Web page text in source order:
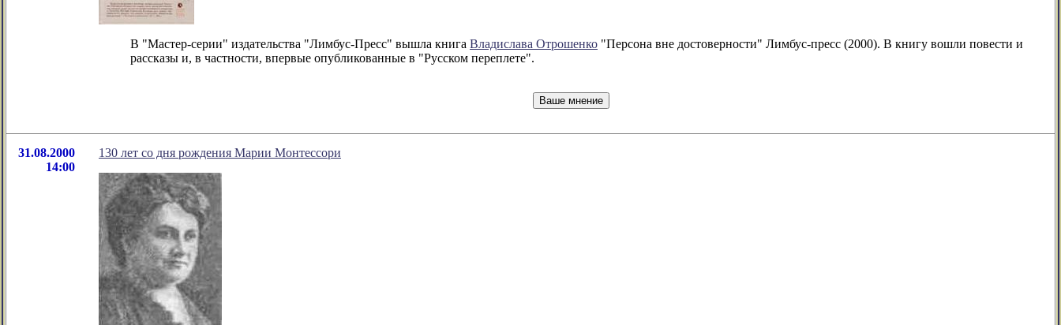
В "Мастер-серии" издательства "Лимбус-Пресс" вышла книга Владислава Отрошенко "Персона вне достоверности" Лимбус-пресс (2000). В книгу вошли повести и
рассказы и, в частности, впервые опубликованные в "Русском переплете".
31.08.2000
14:00
130 лет со дня рождения Марии Монтессори